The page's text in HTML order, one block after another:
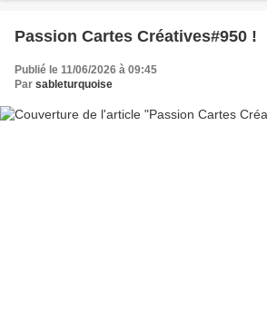
Passion Cartes Créatives#950 !
Publié le 11/06/2026 à 09:45
Par sableturquoise